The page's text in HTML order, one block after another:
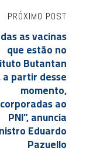
PRÓXIMO POST
as vacinas
que estão no
Butantan
partir desse
momento,
ao
PNI”, anuncia
Eduardo
Pazuello